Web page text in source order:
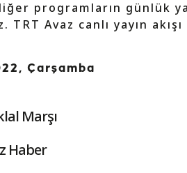
programların günlük
Avaz canlı yayın
Çarşamba
Marşı
Haber